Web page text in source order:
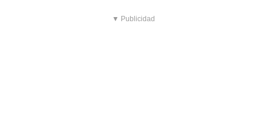
▼ Publicidad